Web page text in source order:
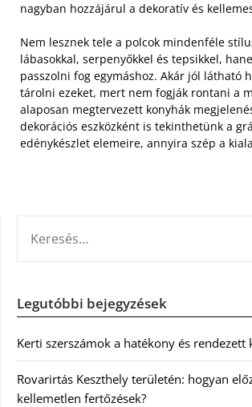
nagyban hozzájárul a dekoratív és
Nem lesznek tele a polcok mindenféle
lábasokkal, serpenyőkkel és tepsikkel,
passzolni fog egymáshoz. Akár jól látható
tárolni ezeket, mert nem fogják rontani a
alaposan megtervezett konyhák
dekorációs eszközként is tekinthetünk a
edénykészlet elemeire, annyira szép a
Legutóbbi bejegyzések
Kerti szerszámok a hatékony és rendezett
Rovarirtás Keszthely területén: hogyan
kellemetlen fertőzések?